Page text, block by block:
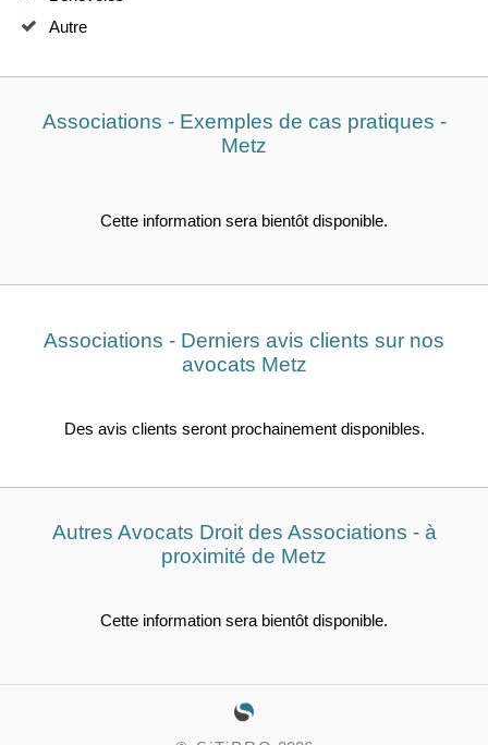
Autre
Associations - Exemples de cas pratiques -
Metz
Cette information sera bientôt disponible.
Associations - Derniers avis clients sur nos
avocats Metz
Des avis clients seront prochainement disponibles.
Autres Avocats Droit des Associations - à
proximité de Metz
Cette information sera bientôt disponible.